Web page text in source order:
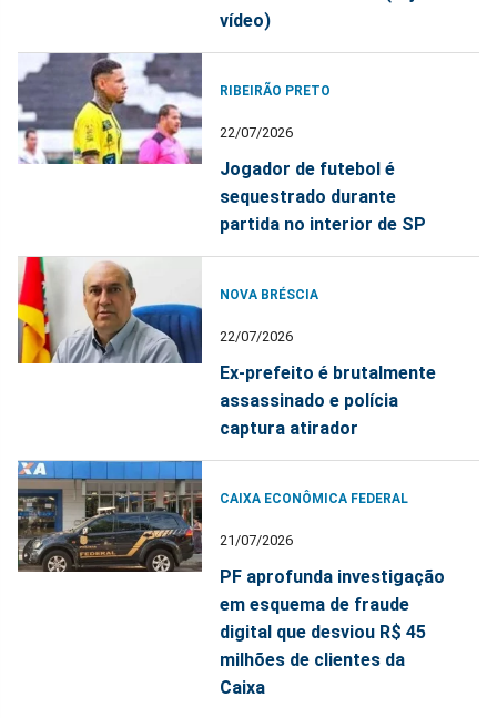
vídeo)
RIBEIRÃO PRETO
22/07/2026
Jogador de futebol é
sequestrado durante
partida no interior de SP
NOVA BRÉSCIA
22/07/2026
Ex-prefeito é brutalmente
assassinado e polícia
captura atirador
CAIXA ECONÔMICA FEDERAL
21/07/2026
PF aprofunda investigação
em esquema de fraude
digital que desviou R$ 45
milhões de clientes da
Caixa